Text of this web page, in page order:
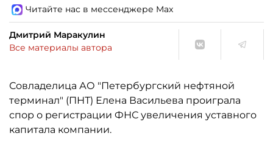
Читайте нас в мессенджере Max
Дмитрий Маракулин
Все материалы автора
Совладелица АО "Петербургский нефтяной
терминал" (ПНТ) Елена Васильева проиграла
спор о регистрации ФНС увеличения уставного
капитала компании.